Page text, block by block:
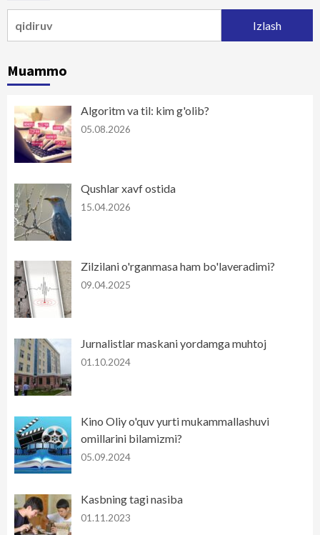
Muammo
Algoritm va til: kim g'olib?
05.08.2026
Qushlar xavf ostida
15.04.2026
Zilzilani o'rganmasa ham bo'laveradimi?
09.04.2025
Jurnalistlar maskani yordamga muhtoj
01.10.2024
Kino Oliy o'quv yurti mukammallashuvi
omillarini bilamizmi?
05.09.2024
Kasbning tagi nasiba
01.11.2023